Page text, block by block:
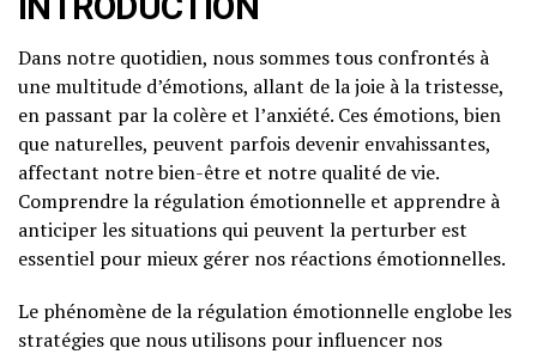
Dans notre quotidien, nous sommes tous confrontés à
une multitude d’émotions, allant de la joie à la tristesse,
en passant par la colère et l’anxiété. Ces émotions, bien
que naturelles, peuvent parfois devenir envahissantes,
affectant notre bien-être et notre qualité de vie.
Comprendre la régulation émotionnelle et apprendre à
anticiper les situations qui peuvent la perturber est
essentiel pour mieux gérer nos réactions émotionnelles.
Le phénomène de la régulation émotionnelle englobe les
stratégies que nous utilisons pour influencer nos